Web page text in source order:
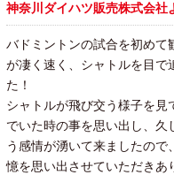
神奈川ダイハツ販売株式会社
バドミントンの試合を初めて
が凄く速く、シャトルを目で
た！
シャトルが飛び交う様子を見
でいた時の事を思い出し、
う感情が湧いて来ましたの
憶を思い出させていただきあ